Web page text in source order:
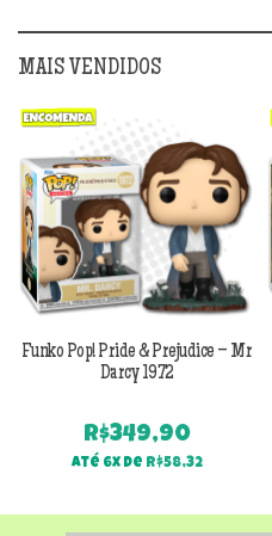
MAIS VENDIDOS
Funko Pop! Pride & Prejudice – Mr
Darcy 1972
R$349,90
Até 6x de R$58,32